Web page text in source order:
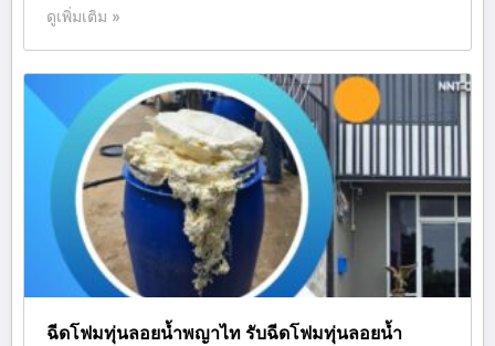
ดูเพิ่มเติม »
ฉีดโฟมทุ่นลอยน้ำพญาไท รับฉีดโฟมทุ่นลอยน้ำ